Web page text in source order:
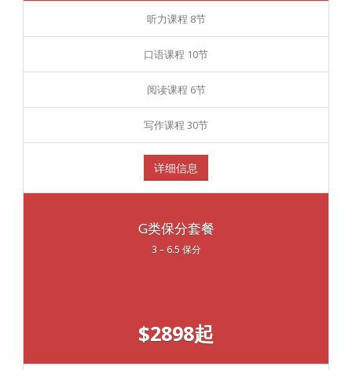
听力课程 8节
口语课程 10节
阅读课程 6节
写作课程 30节
详细信息
G类保分套餐
3 – 6.5 保分
$2898起